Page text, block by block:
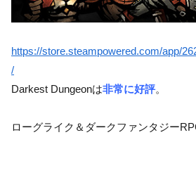
https://store.steampowered.com/app/
/
Darkest Dungeonは非常に好評。
ローグライク＆ダークファンタジー